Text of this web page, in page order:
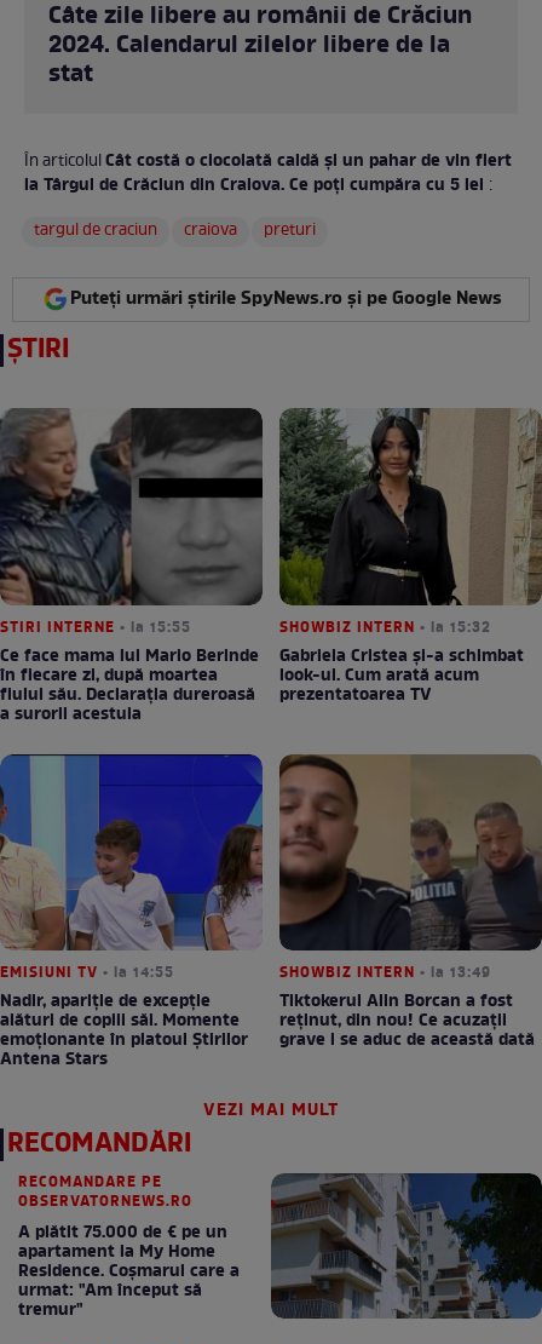
Câte zile libere au românii de Crăciun
2024. Calendarul zilelor libere de la
stat
În articolulCât costă o ciocolată caldă și un pahar de vin fiert
la Târgul de Crăciun din Craiova. Ce poți cumpăra cu 5 lei :
targul de craciun
craiova preturi
Puteți urmări știrile SpyNews.ro și pe Google News
ȘTIRI
STIRI INTERNE • la 15:55
Ce face mama lui Mario Berinde
în fiecare zi, după moartea
fiului său. Declarația dureroasă
a surorii acestuia
SHOWBIZ INTERN • la 15:32
Gabriela Cristea și-a schimbat
look-ul. Cum arată acum
prezentatoarea TV
EMISIUNI TV • la 14:55
Nadir, apariție de excepție
alături de copiii săi. Momente
emoționante în platoul Știrilor
Antena Stars
SHOWBIZ INTERN • la 13:49
Tiktokerul Alin Borcan a fost
reținut, din nou! Ce acuzații
grave i se aduc de această dată
VEZI MAI MULT
RECOMANDĂRI
RECOMANDARE PE
OBSERVATORNEWS.RO
A plătit 75.000 de € pe un
apartament la My Home
Residence. Coşmarul care a
urmat: "Am început să
tremur"